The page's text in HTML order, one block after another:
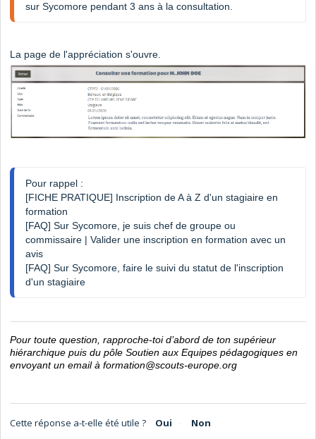
sur Sycomore pendant 3 ans à la consultation.
La page de l'appréciation s'ouvre.
Pour rappel :
[FICHE PRATIQUE] Inscription de A à Z d'un stagiaire en
formation
[FAQ] Sur Sycomore, je suis chef de groupe ou
commissaire | Valider une inscription en formation avec un
avis
[FAQ] Sur Sycomore, faire le suivi du statut de l'inscription
d'un stagiaire
Pour toute question, rapproche-toi d’abord de ton supérieur
hiérarchique puis du pôle Soutien aux Equipes pédagogiques en
envoyant un email à formation@scouts-europe.org
Cette réponse a-t-elle été utile ? Oui Non